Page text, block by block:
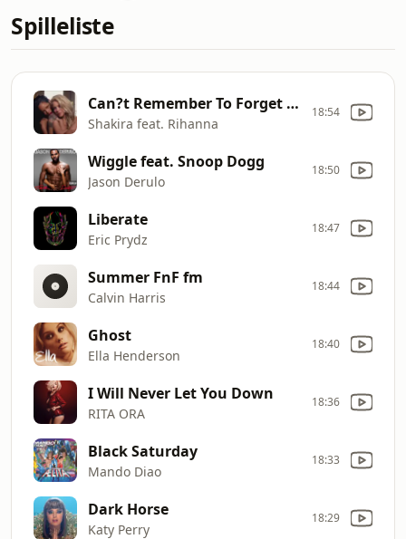
Spilleliste
Can?t Remember To Forget You
Shakira feat. Rihanna
18:54
Wiggle feat. Snoop Dogg
Jason Derulo
18:50
Liberate
Eric Prydz
18:47
Summer FnF fm
Calvin Harris
18:44
Ghost
Ella Henderson
18:40
I Will Never Let You Down
RITA ORA
18:36
Black Saturday
Mando Diao
18:33
Dark Horse
Katy Perry
18:29